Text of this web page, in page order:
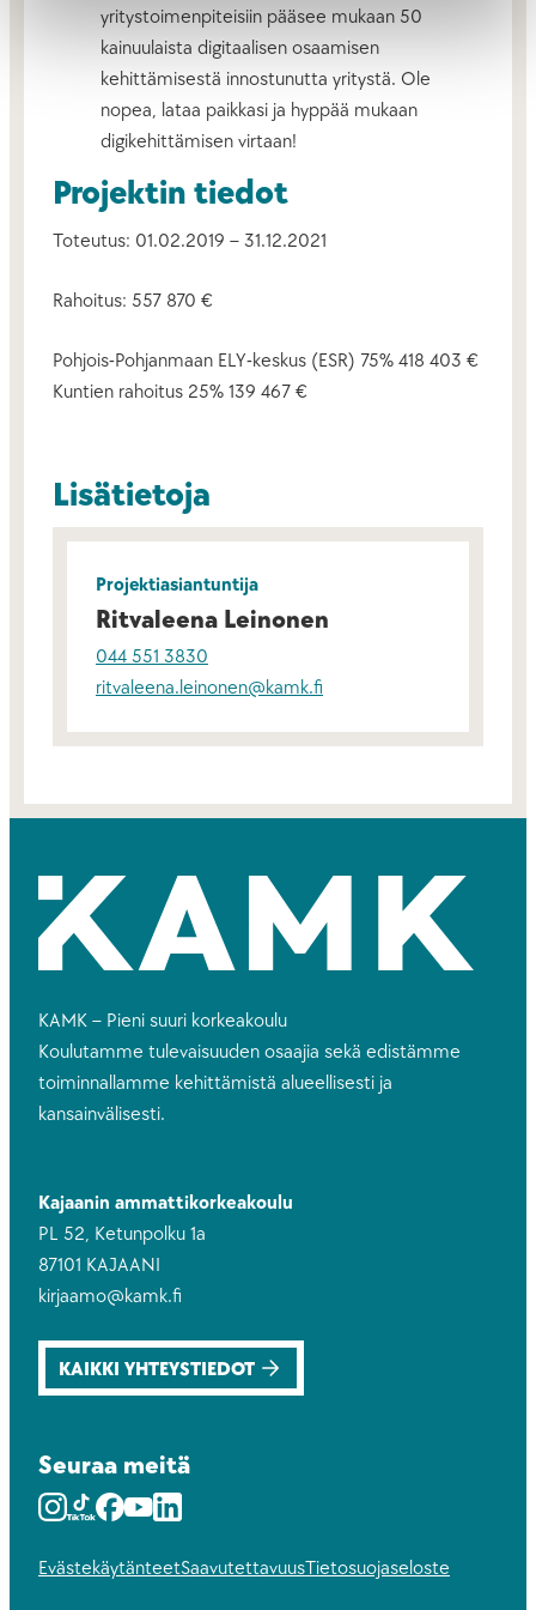
yritystoimenpiteisiin pääsee mukaan 50
kainuulaista digitaalisen osaamisen
kehittämisestä innostunutta yritystä. Ole
nopea, lataa paikkasi ja hyppää mukaan
digikehittämisen virtaan!
Projektin tiedot
Toteutus: 01.02.2019 – 31.12.2021
Rahoitus: 557 870 €
Pohjois-Pohjanmaan ELY-keskus (ESR) 75% 418 403 €
Kuntien rahoitus 25% 139 467 €
Lisätietoja
Projektiasiantuntija
Ritvaleena Leinonen
044 551 3830
ritvaleena.leinonen@kamk.fi
KAMK – Pieni suuri korkeakoulu
Koulutamme tulevaisuuden osaajia sekä edistämme
toiminnallamme kehittämistä alueellisesti ja
kansainvälisesti.
Kajaanin ammattikorkeakoulu
PL 52, Ketunpolku 1a
87101 KAJAANI
kirjaamo@kamk.fi
KAIKKI YHTEYSTIEDOT
Seuraa meitä
Instagram
Youtube
Facebook
YoutubeLinkedIn
EvästekäytänteetSaavutettavuusTietosuojaseloste